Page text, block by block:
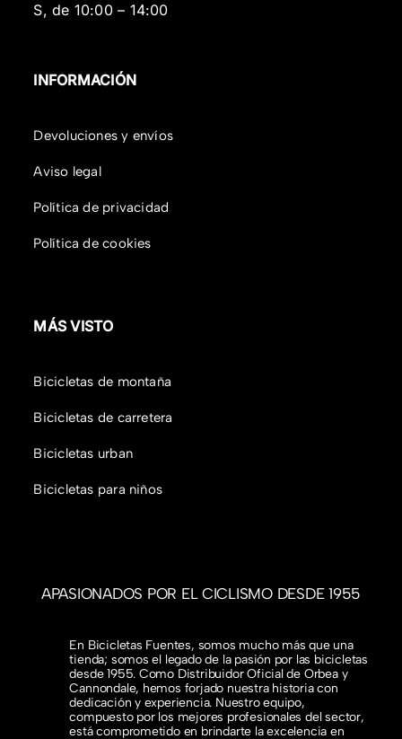
S, de 10:00 – 14:00
INFORMACIÓN
Devoluciones y envíos
Aviso legal
Política de privacidad
Política de cookies
MÁS VISTO
Bicicletas de montaña
Bicicletas de carretera
Bicicletas urban
Bicicletas para niños
APASIONADOS POR EL CICLISMO DESDE 1955
En Bicicletas Fuentes, somos mucho más que una
tienda; somos el legado de la pasión por las bicicletas
desde 1955. Como Distribuidor Oficial de Orbea y
Cannondale, hemos forjado nuestra historia con
dedicación y experiencia. Nuestro equipo,
compuesto por los mejores profesionales del sector,
está comprometido en brindarte la excelencia en